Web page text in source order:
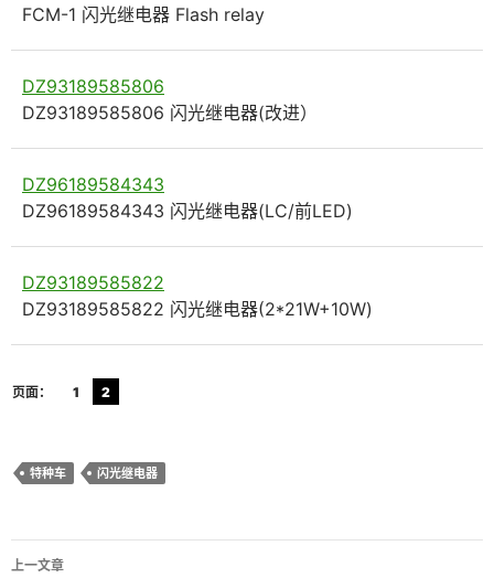
FCM-1 闪光继电器 Flash relay
DZ93189585806
DZ93189585806 闪光继电器(改进）
DZ96189584343
DZ96189584343 闪光继电器(LC/前LED)
DZ93189585822
DZ93189585822 闪光继电器(2*21W+10W)
页面： 1 2
特种车 闪光继电器
文
上一文章